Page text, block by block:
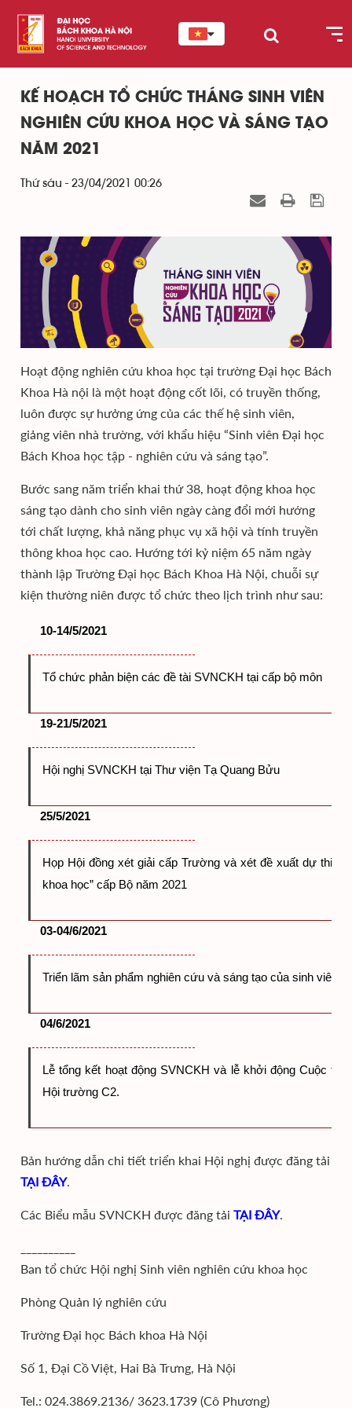
KẾ HOẠCH TỔ CHỨC THÁNG SINH VIÊN
NGHIÊN CỨU KHOA HỌC VÀ SÁNG TẠO
NĂM 2021
Thứ sáu - 23/04/2021 00:26
Hoạt động nghiên cứu khoa học tại trường Đại học Bách
Khoa Hà nội là một hoạt động cốt lõi, có truyền thống,
luôn được sự hưởng ứng của các thế hệ sinh viên,
giảng viên nhà trường, với khẩu hiệu “Sinh viên Đại học
Bách Khoa học tập - nghiên cứu và sáng tạo”.
Bước sang năm triển khai thứ 38, hoạt động khoa học
sáng tạo dành cho sinh viên ngày càng đổi mới hướng
tới chất lượng, khả năng phục vụ xã hội và tính truyền
thông khoa học cao. Hướng tới kỷ niệm 65 năm ngày
thành lập Trường Đại học Bách Khoa Hà Nội, chuỗi sự
kiện thường niên được tổ chức theo lịch trình như sau:
10-14/5/2021
Tổ chức phản biện các đề tài SVNCKH tại cấp bộ môn
19-21/5/2021
Hội nghị SVNCKH tại Thư viện Tạ Quang Bửu
25/5/2021
Họp Hội đồng xét giải cấp Trường và xét đề xuất dự thi
khoa học” cấp Bộ năm 2021
03-04/6/2021
Triển lãm sản phẩm nghiên cứu và sáng tạo của sinh viên.
04/6/2021
Lễ tổng kết hoạt động SVNCKH và lễ khởi động Cuộc thi
Hội trường C2.
Bản hướng dẫn chi tiết triển khai Hội nghị được đăng tải
TẠI ĐÂY.
Các Biểu mẫu SVNCKH được đăng tải TẠI ĐÂY.
Ban tổ chức Hội nghị Sinh viên nghiên cứu khoa học
Phòng Quản lý nghiên cứu
Trường Đại học Bách khoa Hà Nội
Số 1, Đại Cồ Việt, Hai Bà Trưng, Hà Nội
Tel.: 024.3869.2136/ 3623.1739 (Cô Phương)